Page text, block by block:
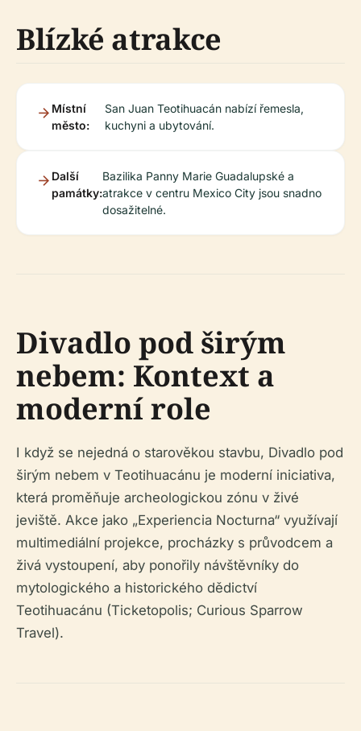
Blízké atrakce
Místní
město:
San Juan Teotihuacán nabízí řemesla,
kuchyni a ubytování.
Další
památky:
Bazilika Panny Marie Guadalupské a
atrakce v centru Mexico City jsou snadno
dosažitelné.
Divadlo pod širým
nebem: Kontext a
moderní role
I když se nejedná o starověkou stavbu, Divadlo pod
širým nebem v Teotihuacánu je moderní iniciativa,
která proměňuje archeologickou zónu v živé
jeviště. Akce jako „Experiencia Nocturna“ využívají
multimediální projekce, procházky s průvodcem a
živá vystoupení, aby ponořily návštěvníky do
mytologického a historického dědictví
Teotihuacánu (Ticketopolis; Curious Sparrow
Travel).